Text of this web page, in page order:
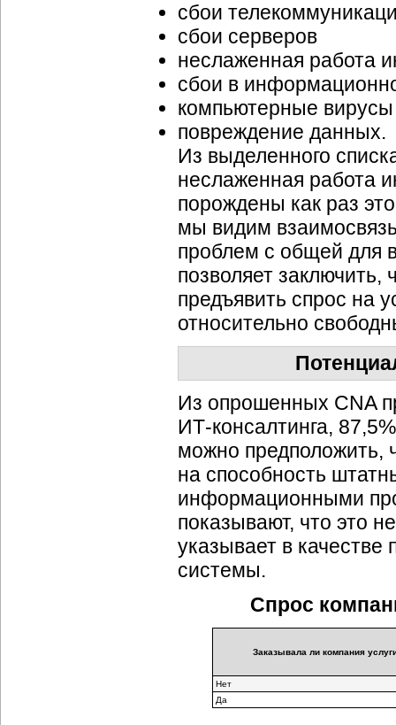
сбои
сбои серверов
неслаженная работа
сбои в
компьютерные вирусы
повреждение данных.
Из выделенного
неслаженная работа
порождены как раз
мы видим
проблем с общей для
позволяет
предъявить спрос на
относительно
Из опрошенных CNA
ИТ-консалтинга,
можно предположить,
на способность
информационными
показывают, что это
указывает в
системы.
Спрос
Заказывала ли компания
Нет
Да